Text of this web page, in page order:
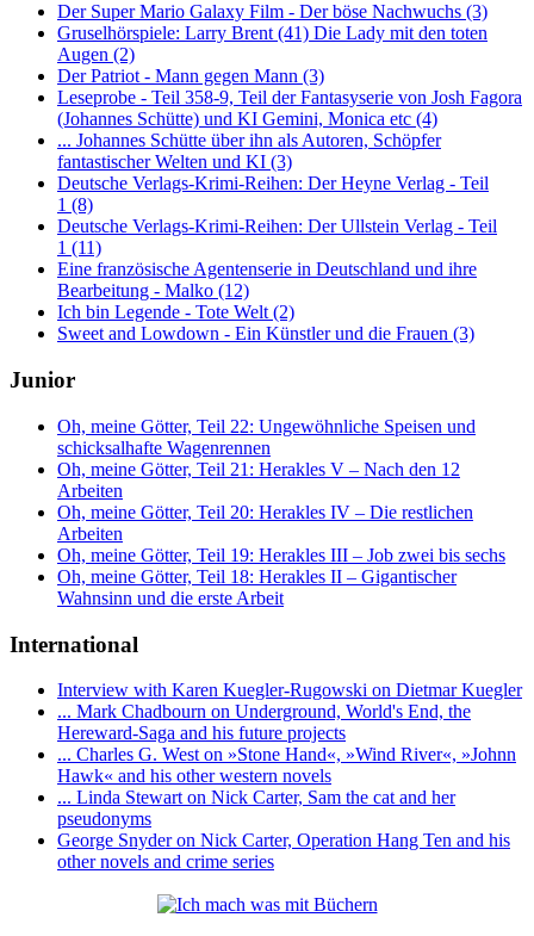
Der Super Mario Galaxy Film - Der böse Nachwuchs (3)
Gruselhörspiele: Larry Brent (41) Die Lady mit den toten
Augen (2)
Der Patriot - Mann gegen Mann (3)
Leseprobe - Teil 358-9, Teil der Fantasyserie von Josh Fagora
(Johannes Schütte) und KI Gemini, Monica etc (4)
... Johannes Schütte über ihn als Autoren, Schöpfer
fantastischer Welten und KI (3)
Deutsche Verlags-Krimi-Reihen: Der Heyne Verlag - Teil
1 (8)
Deutsche Verlags-Krimi-Reihen: Der Ullstein Verlag - Teil
1 (11)
Eine französische Agentenserie in Deutschland und ihre
Bearbeitung - Malko (12)
Ich bin Legende - Tote Welt (2)
Sweet and Lowdown - Ein Künstler und die Frauen (3)
Junior
Oh, meine Götter, Teil 22: Ungewöhnliche Speisen und
schicksalhafte Wagenrennen
Oh, meine Götter, Teil 21: Herakles V – Nach den 12
Arbeiten
Oh, meine Götter, Teil 20: Herakles IV – Die restlichen
Arbeiten
Oh, meine Götter, Teil 19: Herakles III – Job zwei bis sechs
Oh, meine Götter, Teil 18: Herakles II – Gigantischer
Wahnsinn und die erste Arbeit
International
Interview with Karen Kuegler-Rugowski on Dietmar Kuegler
... Mark Chadbourn on Underground, World's End, the
Hereward-Saga and his future projects
... Charles G. West on »Stone Hand«, »Wind River«, »Johnn
Hawk« and his other western novels
... Linda Stewart on Nick Carter, Sam the cat and her
pseudonyms
George Snyder on Nick Carter, Operation Hang Ten and his
other novels and crime series